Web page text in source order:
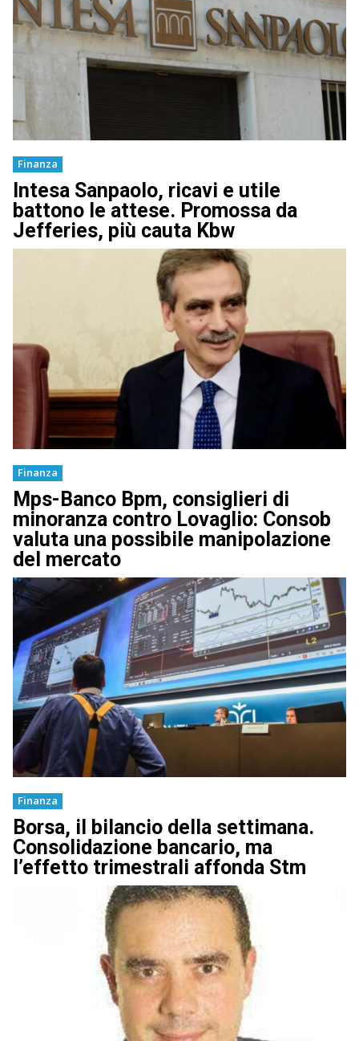
Finanza
Intesa Sanpaolo, ricavi e utile
battono le attese. Promossa da
Jefferies, più cauta Kbw
Finanza
Mps-Banco Bpm, consiglieri di
minoranza contro Lovaglio: Consob
valuta una possibile manipolazione
del mercato
Finanza
Borsa, il bilancio della settimana.
Consolidazione bancario, ma
l’effetto trimestrali affonda Stm